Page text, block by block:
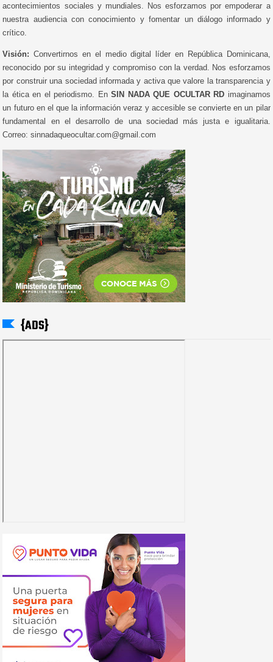
acontecimientos sociales y mundiales. Nos esforzamos por empoderar a
nuestra audiencia con conocimiento y fomentar un diálogo informado y
crítico.
Visión: Convertirnos en el medio digital líder en República Dominicana,
reconocido por su integridad y compromiso con la verdad. Nos esforzamos
por construir una sociedad informada y activa que valore la transparencia y
la ética en el periodismo. EnSIN NADA QUE OCULTAR RD imaginamos
un futuro en el que la información veraz y accesible se convierte en un pilar
fundamental en el desarrollo de una sociedad más justa e igualitaria.
Correo: sinnadaqueocultar.com@gmail.com
{ADS}